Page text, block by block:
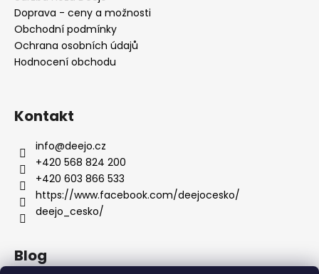
Doprava - ceny a možnosti
Obchodní podmínky
Ochrana osobních údajů
Hodnocení obchodu
Kontakt
info@deejo.cz
+420 568 824 200
+420 603 866 533
https://www.facebook.com/deejocesko/
deejo_cesko/
Blog